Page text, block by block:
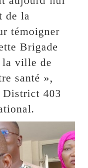
de la
témoigner
Brigade
la ville de
santé »,
District 403